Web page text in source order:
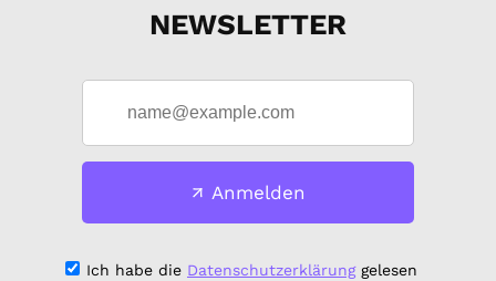
NEWSLETTER
Anmelden
Ich habe die Datenschutzerklärunggelesen